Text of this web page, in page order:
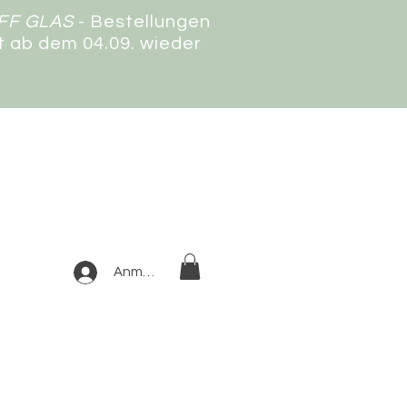
GLAS- Bestellungen
dem 04.09. wieder
Anmelden